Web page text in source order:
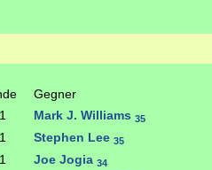
Gegner
Mark J. Williams 35
Stephen Lee 35
Joe Jogia 34